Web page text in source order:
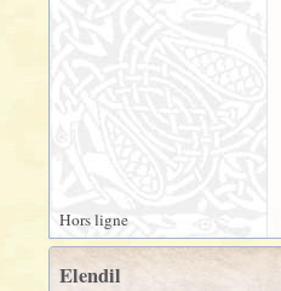
Hors ligne
Elendil